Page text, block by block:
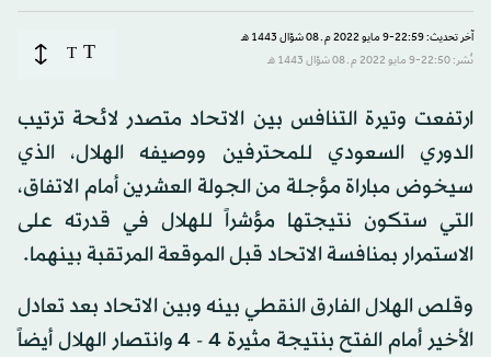
آخر تحديث: 22:59-9 مايو 2022 م ـ 08 شوّال 1443 هـ
نُشر: 22:50-9 مايو 2022 م ـ 08 شوّال 1443 هـ
T
T
ارتفعت وتيرة التنافس بين الاتحاد متصدر لائحة ترتيب
الدوري السعودي للمحترفين ووصيفه الهلال، الذي
سيخوض مباراة مؤجلة من الجولة العشرين أمام الاتفاق،
التي ستكون نتيجتها مؤشراً للهلال في قدرته على
الاستمرار بمنافسة الاتحاد قبل الموقعة المرتقبة بينهما.
وقلص الهلال الفارق النقطي بينه وبين الاتحاد بعد تعادل
الأخير أمام الفتح بنتيجة مثيرة 4 - 4 وانتصار الهلال أيضاً